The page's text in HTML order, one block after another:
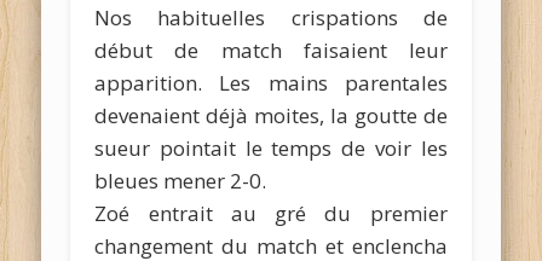
Nos habituelles crispations de
début de match faisaient leur
apparition. Les mains parentales
devenaient déjà moites, la goutte de
sueur pointait le temps de voir les
bleues mener 2-0.
Zoé entrait au gré du premier
changement du match et enclencha